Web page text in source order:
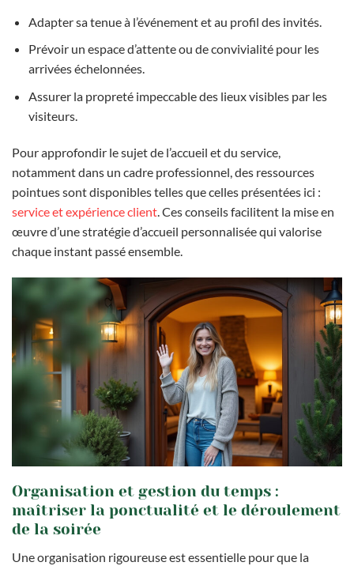
Adapter sa tenue à l’événement et au profil des invités.
Prévoir un espace d’attente ou de convivialité pour les
arrivées échelonnées.
Assurer la propreté impeccable des lieux visibles par les
visiteurs.
Pour approfondir le sujet de l’accueil et du service,
notamment dans un cadre professionnel, des ressources
pointues sont disponibles telles que celles présentées ici :
service et expérience client. Ces conseils facilitent la mise en
œuvre d’une stratégie d’accueil personnalisée qui valorise
chaque instant passé ensemble.
Organisation et gestion du temps :
maîtriser la ponctualité et le déroulement
de la soirée
Une organisation rigoureuse est essentielle pour que la